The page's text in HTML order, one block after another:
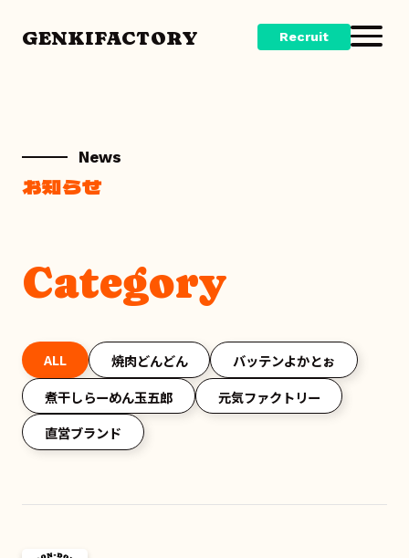
GENKIFACTORY Recruit
News
お知らせ
Category
ALL 焼肉どんどん
バッテンよかとぉ
煮干しらーめん玉五郎
元気ファクトリー
直営ブランド